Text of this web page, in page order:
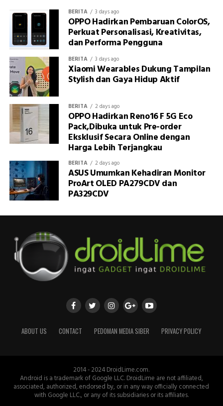
BERITA 3 days ago
OPPO Hadirkan Pembaruan ColorOS,
Perkuat Personalisasi, Kreativitas,
dan Performa Pengguna
BERITA 3 days ago
Xiaomi Wearables Dukung Tampilan
Stylish dan Gaya Hidup Aktif
BERITA 2 days ago
OPPO Hadirkan Reno16 F 5G Eco
Pack,Dibuka untuk Pre-order
Eksklusif Secara Online dengan
Harga Lebih Terjangkau
BERITA 2 days ago
ASUS Umumkan Kehadiran Monitor
ProArt OLED PA279CDV dan
PA329CDV
ABOUT US CONTACT PEDOMAN MEDIA SIBER PRIVACY POLICY
2014 - 2024 DroidLime.com.
Android is a trademark of Google LLC. DroidLime are not affiliated,
associated, authorized, endorsed by, or in any way officially connected
with Google LLC., or any of its subsidiaries or its affiliates.